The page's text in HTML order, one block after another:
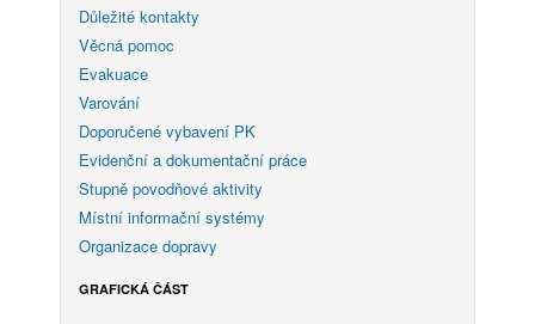
Důležité kontakty
Věcná pomoc
Evakuace
Varování
Doporučené vybavení PK
Evidenční a dokumentační práce
Stupně povodňové aktivity
Místní informační systémy
Organizace dopravy
GRAFICKÁ ČÁST